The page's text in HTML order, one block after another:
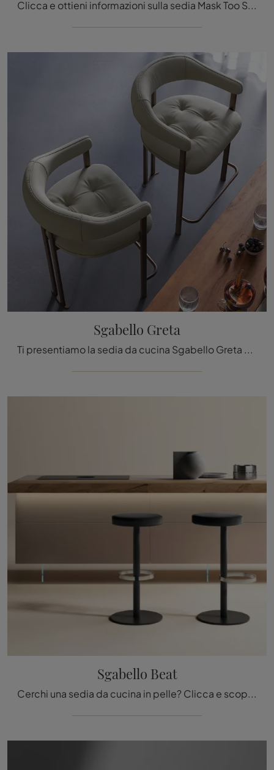
Clicca e ottieni informazioni sulla sedia Mask Too Sgabello di Bonaldo in tessuto: le più originali Sedie sgabelli moderne ti attendono.
Sgabello Greta
Ti presentiamo la sedia da cucina Sgabello Greta per atmosfere design, tra le più belle Sedie sgabelli di Cattelan Italia.
Sgabello Beat
Cerchi una sedia da cucina in pelle? Clicca e scopri il modello Sgabello Beat di Lago per ultimare i tuoi locali al meglio.